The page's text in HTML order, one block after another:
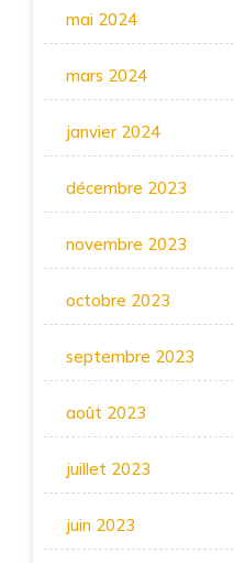
mai 2024
mars 2024
janvier 2024
décembre 2023
novembre 2023
octobre 2023
septembre 2023
août 2023
juillet 2023
juin 2023